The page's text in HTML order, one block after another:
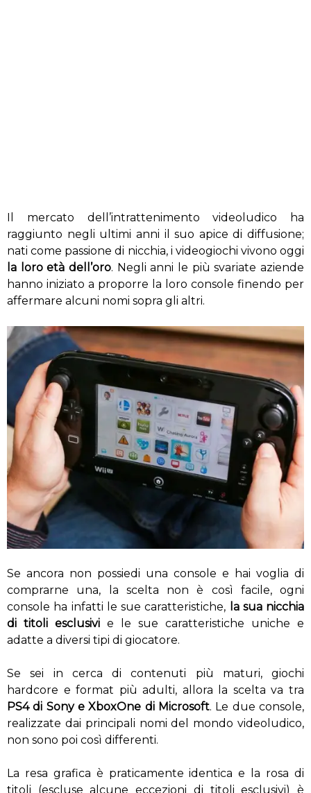
Il mercato dell’intrattenimento videoludico ha
raggiunto negli ultimi anni il suo apice di diffusione;
nati come passione di nicchia, i videogiochi vivono oggi
la loro età dell’oro. Negli anni le più svariate aziende
hanno iniziato a proporre la loro console finendo per
affermare alcuni nomi sopra gli altri.
Se ancora non possiedi una console e hai voglia di
comprarne una, la scelta non è così facile, ogni
console ha infatti le sue caratteristiche, la sua nicchia
di titoli esclusivi e le sue caratteristiche uniche e
adatte a diversi tipi di giocatore.
Se sei in cerca di contenuti più maturi, giochi
hardcore e format più adulti, allora la scelta va tra
PS4 di Sony e XboxOne di Microsoft. Le due console,
realizzate dai principali nomi del mondo videoludico,
non sono poi così differenti.
La resa grafica è praticamente identica e la rosa di
titoli (escluse alcune eccezioni di titoli esclusivi) è